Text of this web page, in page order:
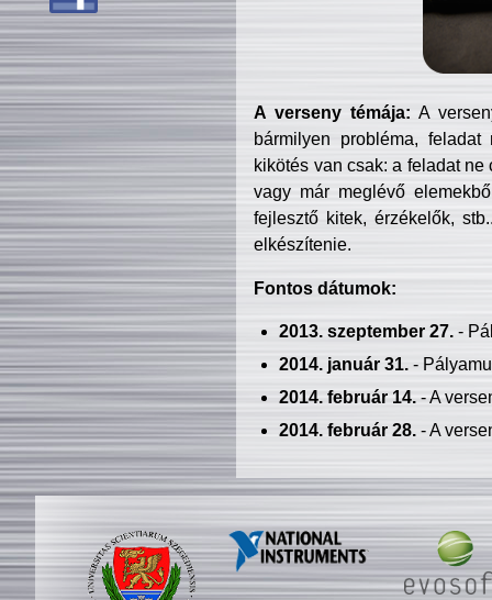
A verseny témája: A
bármilyen probléma, feladat
kikötés van csak: a feladat
vagy már meglévő
fejlesztő kitek, érzékelők,
elkészítenie.
Fontos dátumok:
2013. szeptember 27.-
2014. január 31.-
2014. február 14.- A
2014. február 28.- A